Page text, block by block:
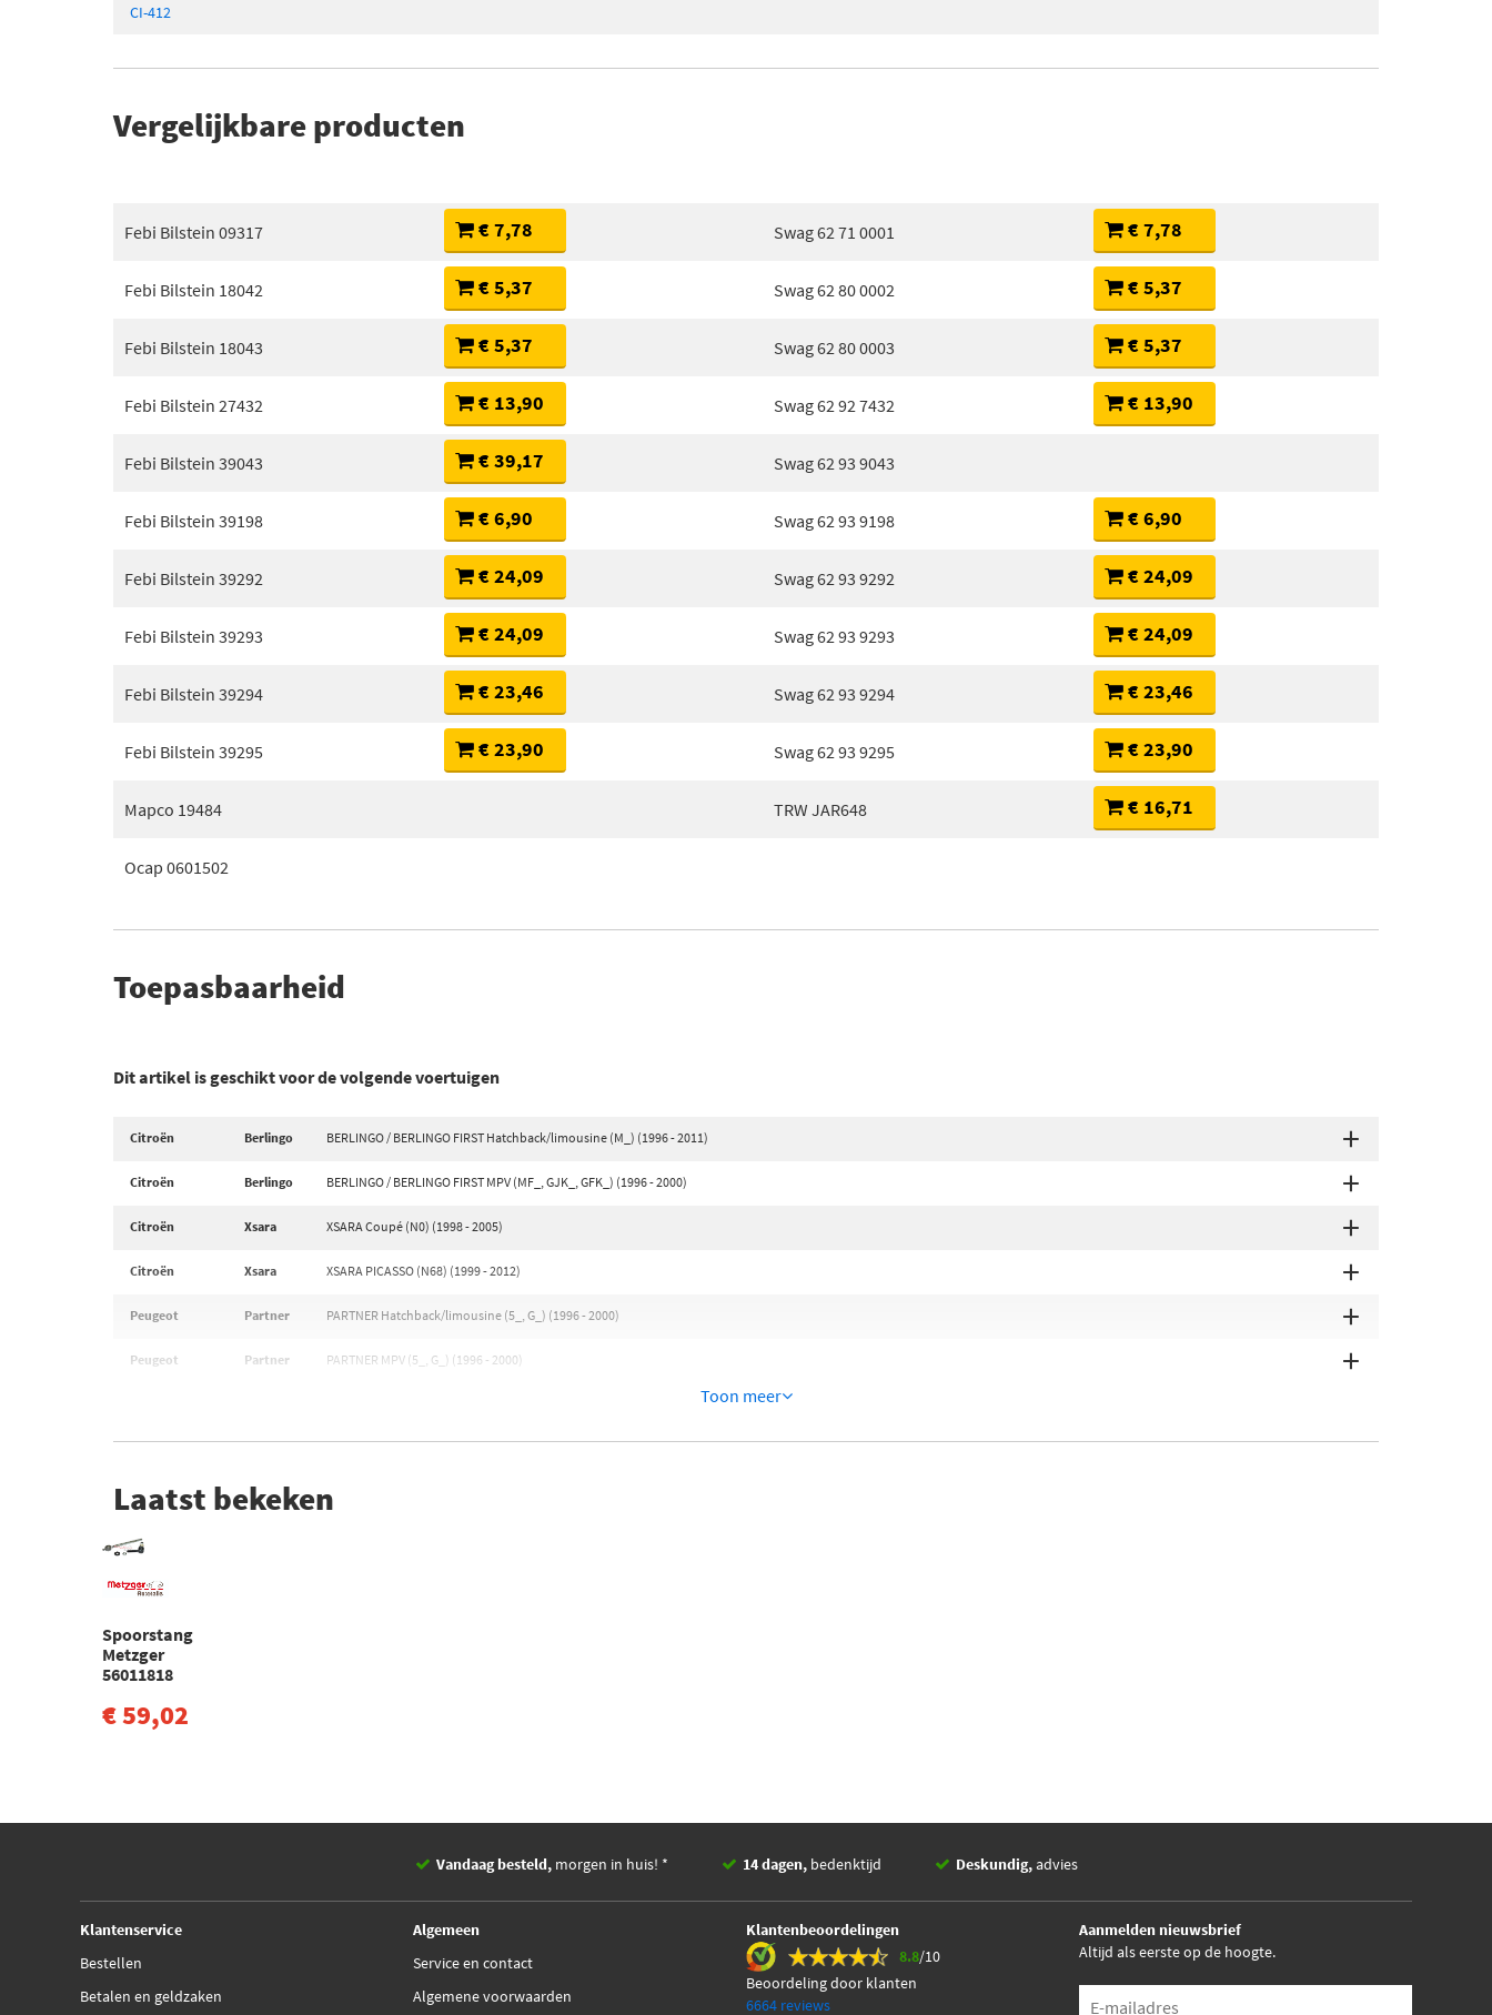
CI-412
Vergelijkbare producten
Febi Bilstein 09317 € 7,78
Febi Bilstein 18042 € 5,37
Febi Bilstein 18043 € 5,37
Febi Bilstein 27432 € 13,90
Febi Bilstein 39043 € 39,17
Febi Bilstein 39198 € 6,90
Febi Bilstein 39292 € 24,09
Febi Bilstein 39293 € 24,09
Febi Bilstein 39294 € 23,46
Febi Bilstein 39295 € 23,90
Mapco 19484
Ocap 0601502
Swag 62 71 0001 € 7,78
Swag 62 80 0002 € 5,37
Swag 62 80 0003 € 5,37
Swag 62 92 7432 € 13,90
Swag 62 93 9043
Swag 62 93 9198 € 6,90
Swag 62 93 9292 € 24,09
Swag 62 93 9293 € 24,09
Swag 62 93 9294 € 23,46
Swag 62 93 9295 € 23,90
TRW JAR648 € 16,71
Toepasbaarheid
Dit artikel is geschikt voor de volgende voertuigen
Citroën Berlingo BERLINGO / BERLINGO FIRST Hatchback/limousine (M_) (1996 - 2011)
Citroën Berlingo BERLINGO / BERLINGO FIRST MPV (MF_, GJK_, GFK_) (1996 - 2000)
Citroën Xsara XSARA Coupé (N0) (1998 - 2005)
Citroën Xsara XSARA PICASSO (N68) (1999 - 2012)
Peugeot Partner PARTNER Hatchback/limousine (5_, G_) (1996 - 2000)
Peugeot Partner PARTNER MPV (5_, G_) (1996 - 2000)
Toon meer
Laatst bekeken
Spoorstang
Metzger
56011818
€ 59,02
Vandaag besteld, morgen in huis! * 14 dagen, bedenktijd Deskundig,advies
Klantenservice
Bestellen
Betalen en geldzaken
Algemeen
Service en contact
Algemene voorwaarden
Klantenbeoordelingen
8.8/10
Beoordeling door klanten
6664 reviews
Aanmelden nieuwsbrief
Altijd als eerste op de hoogte.